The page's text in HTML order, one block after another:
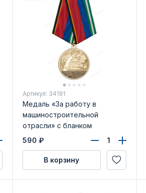
Артикул: 34191
Медаль «За работу в
машиностроительной
отрасли» с бланком
удостоверения
590 ₽
В корзину